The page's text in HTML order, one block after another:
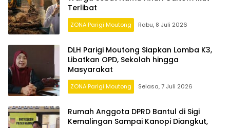
Terlibat
ZONA Parigi Moutong Rabu, 8 Juli 2026
DLH Parigi Moutong Siapkan Lomba K3,
Libatkan OPD, Sekolah hingga
Masyarakat
ZONA Parigi Moutong Selasa, 7 Juli 2026
Rumah Anggota DPRD Bantul di Sigi
Kemalingan Sampai Kanopi Diangkut,